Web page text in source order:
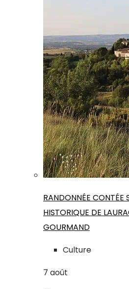
RANDONNÉE CONTÉE
HISTORIQUE DE
GOURMAND
Culture
7 août